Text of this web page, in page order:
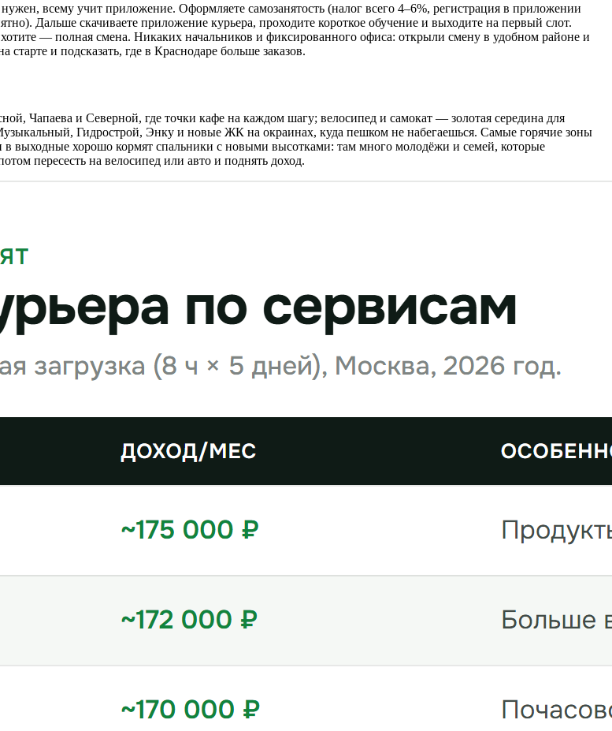
всему учит приложение. Оформляете самозанятость (налог всего 4–6%, регистрация в приложении
Дальше скачиваете приложение курьера, проходите короткое обучение и выходите на первый слот.
— полная смена. Никаких начальников и фиксированного офиса: открыли смену в удобном районе и
и подсказать, где в Краснодаре больше заказов.
Чапаева и Северной, где точки кафе на каждом шагу; велосипед и самокат — золотая середина для
Гидрострой, Энку и новые ЖК на окраинах, куда пешком не набегаешься. Самые горячие зоны
хорошо кормят спальники с новыми высотками: там много молодёжи и семей, которые
пересесть на велосипед или авто и поднять доход.